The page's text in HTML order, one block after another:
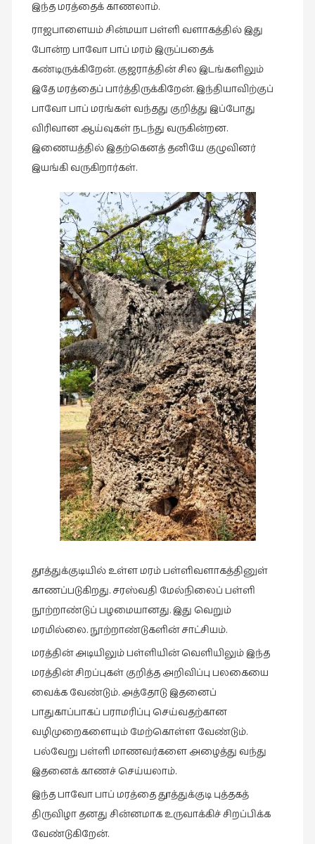
இந்த மரத்தைக் காணலாம்.
ராஜபாளையம் சின்மயா பள்ளி வளாகத்தில் இது
போன்ற பாவோ பாப் மரம் இருப்பதைக்
கண்டிருக்கிறேன். குஜராத்தின் சில இடங்களிலும்
இதே மரத்தைப் பார்த்திருக்கிறேன். இந்தியாவிற்குப்
பாவோ பாப் மரங்கள் வந்தது குறித்து இப்போது
விரிவான ஆய்வுகள் நடந்து வருகின்றன.
இணையத்தில் இதற்கெனத் தனியே குழுவினர்
இயங்கி வருகிறார்கள்.
தூத்துக்குடியில் உள்ள மரம் பள்ளிவளாகத்தினுள்
காணப்படுகிறது. சரஸ்வதி மேல்நிலைப் பள்ளி
நூற்றாண்டுப் பழமையானது. இது வெறும்
மரமில்லை. நூற்றாண்டுகளின் சாட்சியம்.
மரத்தின் அடியிலும் பள்ளியின் வெளியிலும் இந்த
மரத்தின் சிறப்புகள் குறித்த அறிவிப்பு பலகையை
வைக்க வேண்டும். அத்தோடு இதனைப்
பாதுகாப்பாகப் பராமரிப்பு செய்வதற்கான
வழிமுறைகளையும் மேற்கொள்ள வேண்டும்.
பல்வேறு பள்ளி மாணவர்களை அழைத்து வந்து
இதனைக் காணச் செய்யலாம்.
இந்த பாவோ பாப் மரத்தை தூத்துக்குடி புத்தகத்
திருவிழா தனது சின்னமாக உருவாக்கிச் சிறப்பிக்க
வேண்டுகிறேன்.